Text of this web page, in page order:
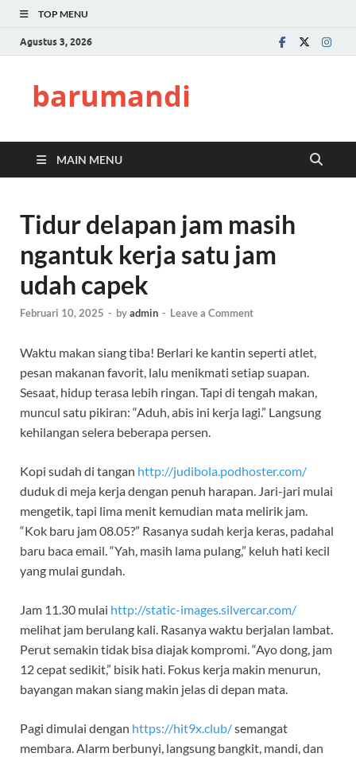
TOP MENU
Agustus 3, 2026
barumandi
MAIN MENU
Tidur delapan jam masih
ngantuk kerja satu jam
udah capek
Februari 10, 2025 - byadmin - Leave a Comment
Waktu makan siang tiba! Berlari ke kantin seperti atlet,
pesan makanan favorit, lalu menikmati setiap suapan.
Sesaat, hidup terasa lebih ringan. Tapi di tengah makan,
muncul satu pikiran: “Aduh, abis ini kerja lagi.” Langsung
kehilangan selera beberapa persen.
Kopi sudah di tangan http://judibola.podhoster.com/
duduk di meja kerja dengan penuh harapan. Jari-jari mulai
mengetik, tapi lima menit kemudian mata melirik jam.
“Kok baru jam 08.05?” Rasanya sudah kerja keras, padahal
baru baca email. “Yah, masih lama pulang,” keluh hati kecil
yang mulai gundah.
Jam 11.30 mulai http://static-images.silvercar.com/
melihat jam berulang kali. Rasanya waktu berjalan lambat.
Perut semakin tidak bisa diajak kompromi. “Ayo dong, jam
12 cepat sedikit,” bisik hati. Fokus kerja makin menurun,
bayangan makan siang makin jelas di depan mata.
Pagi dimulai dengan https://hit9x.club/semangat
membara. Alarm berbunyi, langsung bangkit, mandi, dan